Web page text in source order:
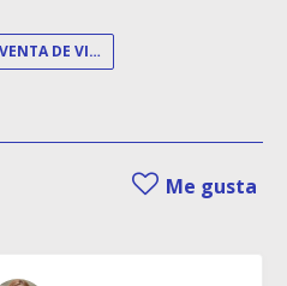
COMPRAVENTA DE VIVIENDAS
Me gusta